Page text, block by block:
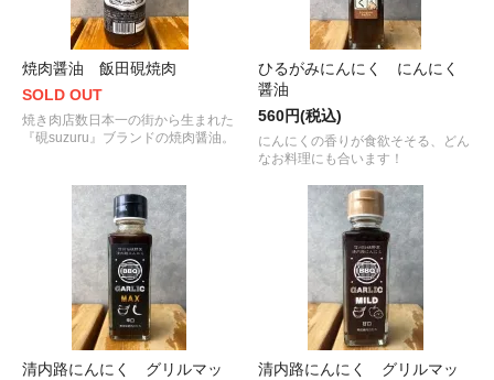
焼肉醤油 飯田硯焼肉
SOLD OUT
焼き肉店数日本一の街から生まれた
『硯suzuru』ブランドの焼肉醤油。
ひるがみにんにく にんにく
醤油
560円(税込)
にんにくの香りが食欲そそる、どん
なお料理にも合います！
清内路にんにく グリルマッ
清内路にんにく グリルマッ